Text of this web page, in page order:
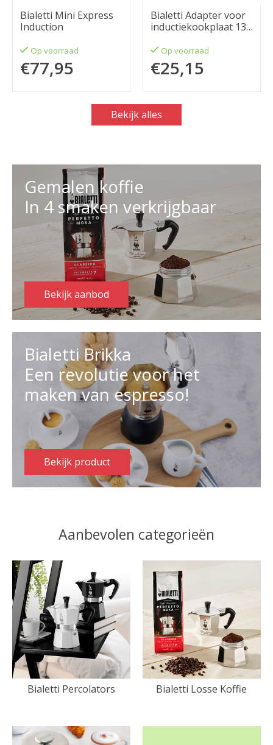
Bialetti Mini Express
Induction
Op voorraad
€77,95
Bialetti Adapter voor
inductiekookplaat 13
Op voorraad
€25,15
Bekijk alles
Gemalen koffie
In 4 smaken verkrijgbaar
Bekijk aanbod
Bialetti Brikka
Een revolutie voor het
maken van espresso!
Bekijk product
Aanbevolen categorieën
Bialetti Percolators Bialetti Losse Koffie